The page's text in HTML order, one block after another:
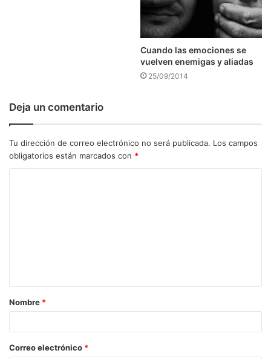
Cuando las emociones se
vuelven enemigas y aliadas
25/09/2014
Deja un comentario
Tu dirección de correo electrónico no será publicada. Los campos
obligatorios están marcados con *
a
r
Nombre *
Correo electrónico *